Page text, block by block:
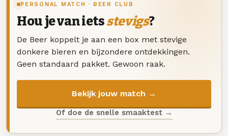
PERSONAL MATCH · BEER CLUB
Hou je van ietsstevigs?
De Beer koppelt je aan een box met stevige
donkere bieren en bijzondere ontdekkingen.
Geen standaard pakket. Gewoon raak.
Bekijk jouw match →
Of doe de snelle smaaktest →